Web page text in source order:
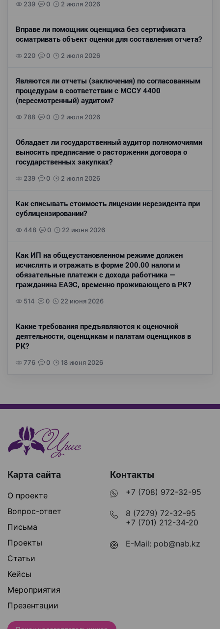
239 0 2 июля 2026
Вправе ли помощник оценщика без сертификата
осматривать объект оценки для составления отчета?
220 0 2 июля 2026
Являются ли отчеты (заключения) по согласованным
процедурам в соответствии с МССУ 4400
(пересмотренный) аудитом?
788 0 2 июля 2026
Обладает ли государственный аудитор полномочиями
выносить предписание о расторжении договора о
государственных закупках?
239 0 2 июля 2026
Как списывать стоимость лицензии нерезидента при
сублицензировании?
448 0 22 июня 2026
Как ИП на общеустановленном режиме должен
исчислять и отражать в форме 200.00 налоги и
обязательные платежи с дохода работника —
гражданина ЕАЭС, временно проживающего в РК?
514 0 22 июня 2026
Какие требования предъявляются к оценочной
деятельности, оценщикам и палатам оценщиков в
РК?
776 0 18 июня 2026
Карта сайта
О проекте
Вопрос-ответ
Письма
Проекты
Статьи
Кейсы
Мероприятия
Презентации
Контакты
+7 (708) 972-32-95
8 (7279) 72-32-95
+7 (701) 212-34-20
E-Mail: pob@nab.kz